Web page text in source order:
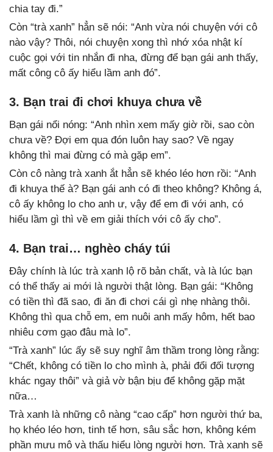
chia tay đi.”
Còn “trà xanh” hẳn sẽ nói: “Anh vừa nói chuyện với cô
nào vậy? Thôi, nói chuyện xong thì nhớ xóa nhật kí
cuộc gọi với tin nhắn đi nha, đừng để bạn gái anh thấy,
mất công cô ấy hiểu lầm anh đó”.
3. Bạn trai đi chơi khuya chưa về
Bạn gái nổi nóng: “Anh nhìn xem mấy giờ rồi, sao còn
chưa về? Đợi em qua đón luôn hay sao? Về ngay
không thì mai đừng có mà gặp em”.
Còn cô nàng trà xanh ắt hẳn sẽ khéo léo hơn rồi: “Anh
đi khuya thế à? Bạn gái anh có đi theo không? Không á,
cô ấy không lo cho anh ư, vậy để em đi với anh, có
hiểu lầm gì thì về em giải thích với cô ấy cho”.
4. Bạn trai… nghèo cháy túi
Đây chính là lúc trà xanh lộ rõ bản chất, và là lúc bạn
có thể thấy ai mới là người thật lòng. Bạn gái: “Không
có tiền thì đã sao, đi ăn đi chơi cái gì nhẹ nhàng thôi.
Không thì qua chỗ em, em nuôi anh mấy hôm, hết bao
nhiêu cơm gạo đâu mà lo”.
“Trà xanh” lúc ấy sẽ suy nghĩ âm thầm trong lòng rằng:
“Chết, không có tiền lo cho mình à, phải đổi đối tượng
khác ngay thôi” và giả vờ bận bịu để không gặp mặt
nữa…
Trà xanh là những cô nàng “cao cấp” hơn người thứ ba,
họ khéo léo hơn, tinh tế hơn, sâu sắc hơn, không kém
phần mưu mô và thấu hiểu lòng người hơn. Trà xanh sẽ